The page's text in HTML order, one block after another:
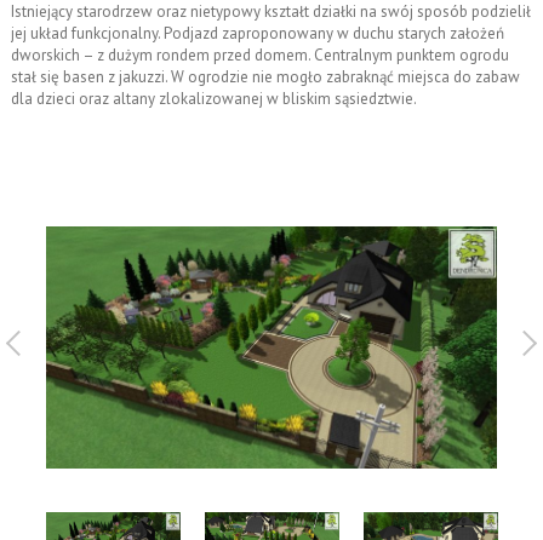
Istniejący starodrzew oraz nietypowy kształt działki na swój sposób podzielił
jej układ funkcjonalny. Podjazd zaproponowany w duchu starych założeń
dworskich – z dużym rondem przed domem. Centralnym punktem ogrodu
stał się basen z jakuzzi. W ogrodzie nie mogło zabraknąć miejsca do zabaw
dla dzieci oraz altany zlokalizowanej w bliskim sąsiedztwie.